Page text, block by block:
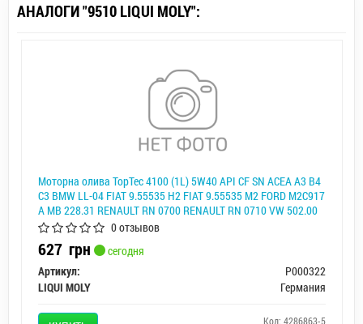
АНАЛОГИ "9510 LIQUI MOLY":
Моторна олива TopTec 4100 (1L) 5W40 API CF SN ACEA A3 B4
C3 BMW LL-04 FIAT 9.55535 H2 FIAT 9.55535 M2 FORD M2C917
A MB 228.31 RENAULT RN 0700 RENAULT RN 0710 VW 502.00
VW 505.00 VW 505. LIQUI MOLY P000322
0 отзывов
627 грн
сегодня
Артикул:
P000322
LIQUI MOLY
Германия
Код: 4286863-5